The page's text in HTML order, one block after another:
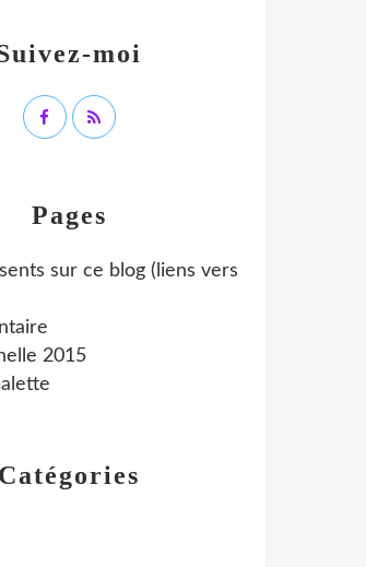
Catégories
Pages
sur ce blog (liens vers
2015
moi